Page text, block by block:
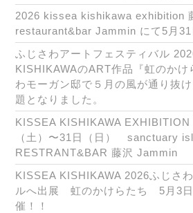
2026 kissea kishikawa exhibition
restaurant&bar Jammin にて5月31
ふじさわアートフェスティバル
KISHIKAWAのART作品『虹のか
わモーガン邸で５月の風が通り抜
題となりました。
KISSEA KISHIKAWA EXHIBITION
（土）〜31日（日） sanctuary
RESTRANT&BAR 藤沢 Jammin
KISSEA KISHIKAWA 2026ふじさ
ルへ出展 虹のかけらたち 5月3日
催！！